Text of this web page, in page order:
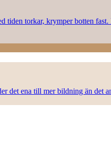
torkar, krymper botten
det ena till mer bildning än det